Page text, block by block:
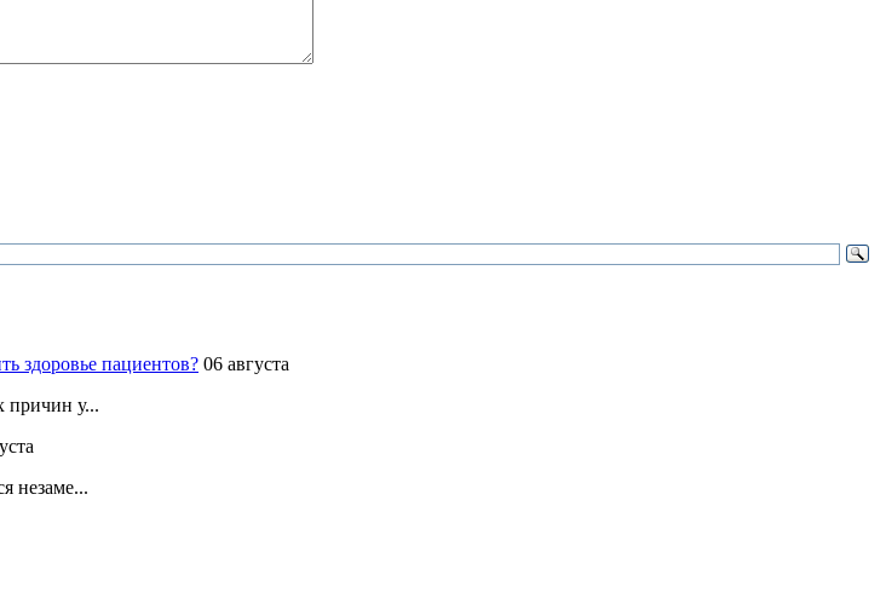
здоровье пациентов? 06 августа
причин у...
незаме...